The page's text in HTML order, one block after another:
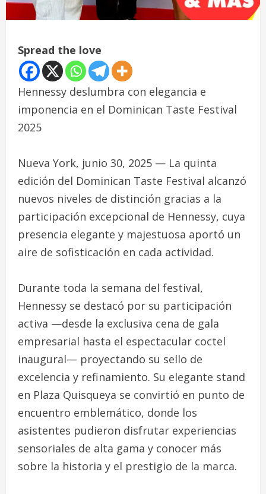
Spread the love
Hennessy deslumbra con elegancia e
imponencia en el Dominican Taste Festival
2025
Nueva York, junio 30, 2025 — La quinta
edición del Dominican Taste Festival alcanzó
nuevos niveles de distinción gracias a la
participación excepcional de Hennessy, cuya
presencia elegante y majestuosa aportó un
aire de sofisticación en cada actividad.
Durante toda la semana del festival,
Hennessy se destacó por su participación
activa —desde la exclusiva cena de gala
empresarial hasta el espectacular coctel
inaugural— proyectando su sello de
excelencia y refinamiento. Su elegante stand
en Plaza Quisqueya se convirtió en punto de
encuentro emblemático, donde los
asistentes pudieron disfrutar experiencias
sensoriales de alta gama y conocer más
sobre la historia y el prestigio de la marca.